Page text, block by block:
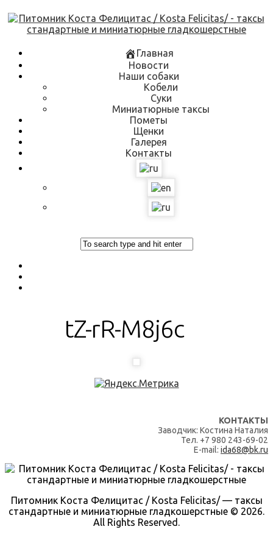
Skip
to
content
Главная
Новости
Наши собаки
Кобели
Суки
Миниатюрные таксы
Пометы
Щенки
Галерея
Контакты
tZ-rR-M8j6c
КОНТАКТЫ
Заводчик: Костина Наталия
Тел. +7 980 243-69-02
E-mail: ida68@bk.ru
Питомник Коста Фелицитас / Kosta Felicitas/ — таксы
стандартные и миниатюрные гладкошерстные © 2026.
All Rights Reserved.